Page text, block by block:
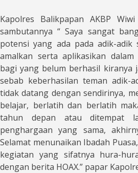
Kapolres Balikpapan AKBP
sambutannya “ Saya sangat
potensi yang ada pada adik-adik
amalkan serta aplikasikan
bagi yang belum berhasil kiranya
sebab keberhasilan teman adik-
tidak datang dengan sendirinya,
belajar, berlatih dan berlatih
tahun depan atau ditempat
penghargaan yang sama,
Selamat menunaikan Ibadah
kegiatan yang sifatnya hura-
dengan berita HOAX.” papar